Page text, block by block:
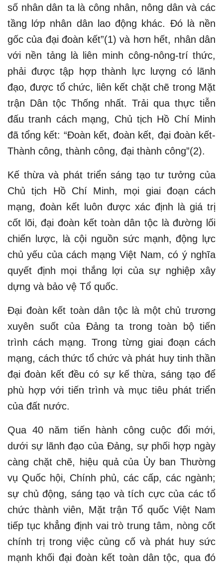
số nhân dân ta là công nhân, nông dân và các
tầng lớp nhân dân lao động khác. Đó là nền
gốc của đại đoàn kết”(1) và hơn hết, nhân dân
với nền tảng là liên minh công-nông-trí thức,
phải được tập hợp thành lực lượng có lãnh
đạo, được tổ chức, liên kết chặt chẽ trong Mặt
trận Dân tộc Thống nhất. Trải qua thực tiễn
đấu tranh cách mạng, Chủ tịch Hồ Chí Minh
đã tổng kết: “Đoàn kết, đoàn kết, đại đoàn kết-
Thành công, thành công, đại thành công”(2).
Kế thừa và phát triển sáng tạo tư tưởng của
Chủ tịch Hồ Chí Minh, mọi giai đoạn cách
mạng, đoàn kết luôn được xác định là giá trị
cốt lõi, đại đoàn kết toàn dân tộc là đường lối
chiến lược, là cội nguồn sức mạnh, động lực
chủ yếu của cách mạng Việt Nam, có ý nghĩa
quyết định mọi thắng lợi của sự nghiệp xây
dựng và bảo vệ Tổ quốc.
Đại đoàn kết toàn dân tộc là một chủ trương
xuyên suốt của Đảng ta trong toàn bộ tiến
trình cách mạng. Trong từng giai đoạn cách
mạng, cách thức tổ chức và phát huy tinh thần
đại đoàn kết đều có sự kế thừa, sáng tạo để
phù hợp với tiến trình và mục tiêu phát triển
của đất nước.
Qua 40 năm tiến hành công cuộc đổi mới,
dưới sự lãnh đạo của Đảng, sự phối hợp ngày
càng chặt chẽ, hiệu quả của Ủy ban Thường
vụ Quốc hội, Chính phủ, các cấp, các ngành;
sự chủ động, sáng tạo và tích cực của các tổ
chức thành viên, Mặt trận Tổ quốc Việt Nam
tiếp tục khẳng định vai trò trung tâm, nòng cốt
chính trị trong việc củng cố và phát huy sức
mạnh khối đại đoàn kết toàn dân tộc, qua đó